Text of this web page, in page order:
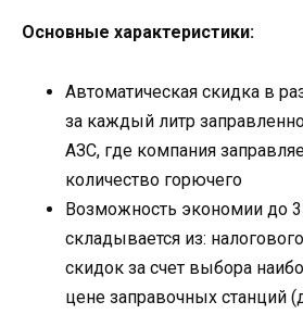
Основные характеристики:
Автоматическая скидка в
за каждый литр
АЗС, где компания
количество горючего
Возможность экономии до
складывается из:
скидок за счет выбора
цене заправочных станций